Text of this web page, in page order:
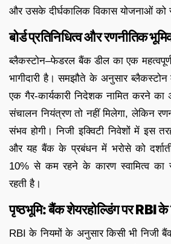
और उसके दीर्घकालिक विकास योजनाओं को
बोर्ड प्रतिनिधित्व और रणनीतिक
ब्लैकस्टोन–फेडरल बैंक डील का एक
भागीदारी है। समझौते के अनुसार
एक गैर-कार्यकारी निदेशक नामित करने
संचालन नियंत्रण तो नहीं मिलेगा, लेकिन
संभव होगी। निजी इक्विटी निवेशों में इस
और यह बैंक के प्रबंधन में भरोसे को दर्शाती
10% से कम रहने के कारण स्वामित्व का
रहती है।
पृष्ठभूमि: बैंक शेयरहोल्डिंग पर RBI के
RBI के नियमों के अनुसार किसी भी निजी